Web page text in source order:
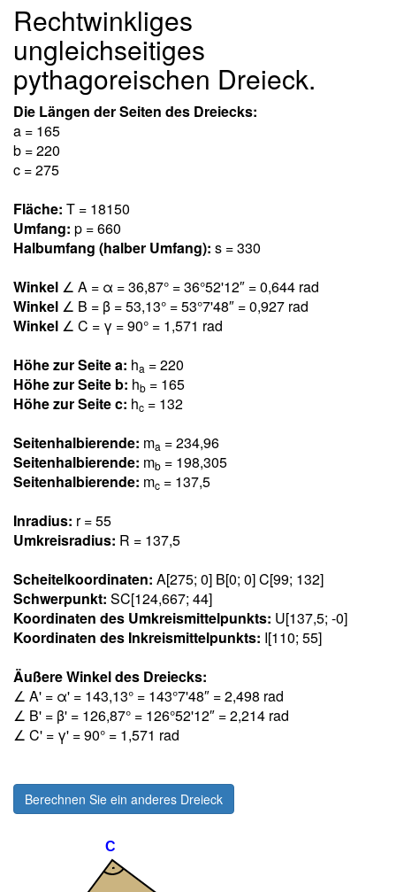
Rechtwinkliges
ungleichseitiges
pythagoreischen Dreieck.
Die Längen der Seiten des Dreiecks:
a = 165
b = 220
c = 275
Fläche: T = 18150
Umfang: p = 660
Halbumfang (halber Umfang): s = 330
Winkel ∠ A = α = 36,87° = 36°52'12″ = 0,644 rad
Winkel ∠ B = β = 53,13° = 53°7'48″ = 0,927 rad
Winkel ∠ C = γ = 90° = 1,571 rad
Höhe zur Seite a: ha = 220
Höhe zur Seite b: hb = 165
Höhe zur Seite c: hc = 132
Seitenhalbierende: ma = 234,96
Seitenhalbierende: mb = 198,305
Seitenhalbierende: mc = 137,5
Inradius: r = 55
Umkreisradius: R = 137,5
Scheitelkoordinaten: A[275; 0] B[0; 0] C[99; 132]
Schwerpunkt: SC[124,667; 44]
Koordinaten des Umkreismittelpunkts: U[137,5; -0]
Koordinaten des Inkreismittelpunkts: I[110; 55]
Äußere Winkel des Dreiecks:
∠ A' = α' = 143,13° = 143°7'48″ = 2,498 rad
∠ B' = β' = 126,87° = 126°52'12″ = 2,214 rad
∠ C' = γ' = 90° = 1,571 rad
Berechnen Sie ein anderes Dreieck